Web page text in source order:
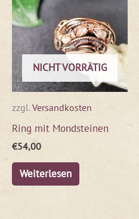
NICHT VORRÄTIG
zzgl.Versandkosten
Ring mit Mondsteinen
€54,00
Weiterlesen